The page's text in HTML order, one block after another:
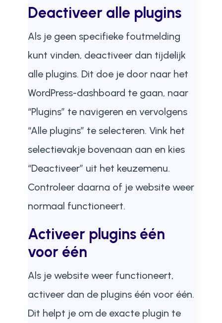
Deactiveer alle plugins
Als je geen specifieke foutmelding
kunt vinden, deactiveer dan tijdelijk
alle plugins. Dit doe je door naar het
WordPress-dashboard te gaan, naar
“Plugins” te navigeren en vervolgens
“Alle plugins” te selecteren. Vink het
selectievakje bovenaan aan en kies
“Deactiveer” uit het keuzemenu.
Controleer daarna of je website weer
normaal functioneert.
Activeer plugins één
voor één
Als je website weer functioneert,
activeer dan de plugins één voor één.
Dit helpt je om de exacte plugin te